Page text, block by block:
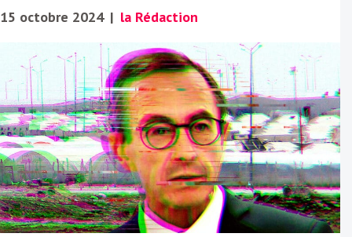
15 octobre 2024 | la Rédaction